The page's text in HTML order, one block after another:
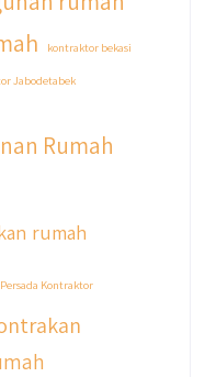
kontraktor bekasi
Jabodetabek
Rumah
rumah
Kontraktor